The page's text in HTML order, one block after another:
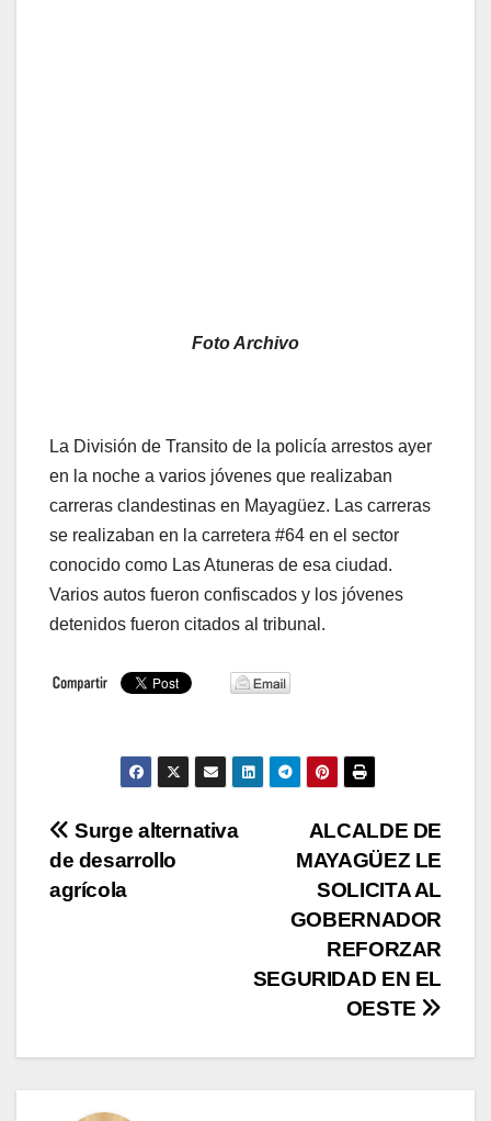
Foto Archivo
La División de Transito de la policía arrestos ayer
en la noche a varios jóvenes que realizaban
carreras clandestinas en Mayagüez. Las carreras
se realizaban en la carretera #64 en el sector
conocido como Las Atuneras de esa ciudad.
Varios autos fueron confiscados y los jóvenes
detenidos fueron citados al tribunal.
Navegación
de
ALCALDE DE
MAYAGÜEZ LE
SOLICITA AL
GOBERNADOR
REFORZAR
SEGURIDAD EN EL
OESTE
Surge alternativa
de desarrollo
agrícola